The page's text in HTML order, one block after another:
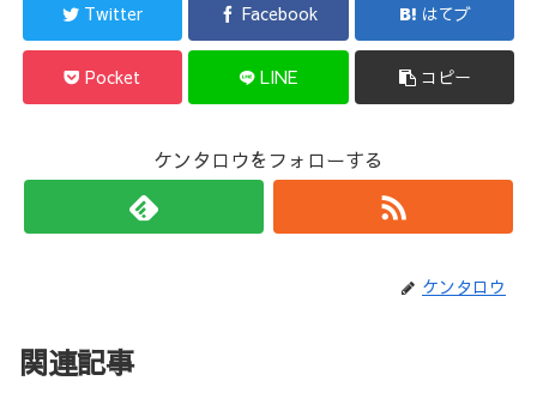
Twitter Facebook はてブ
Pocket LINE コピー
ケンタロウをフォローする
ケンタロウ
関連記事